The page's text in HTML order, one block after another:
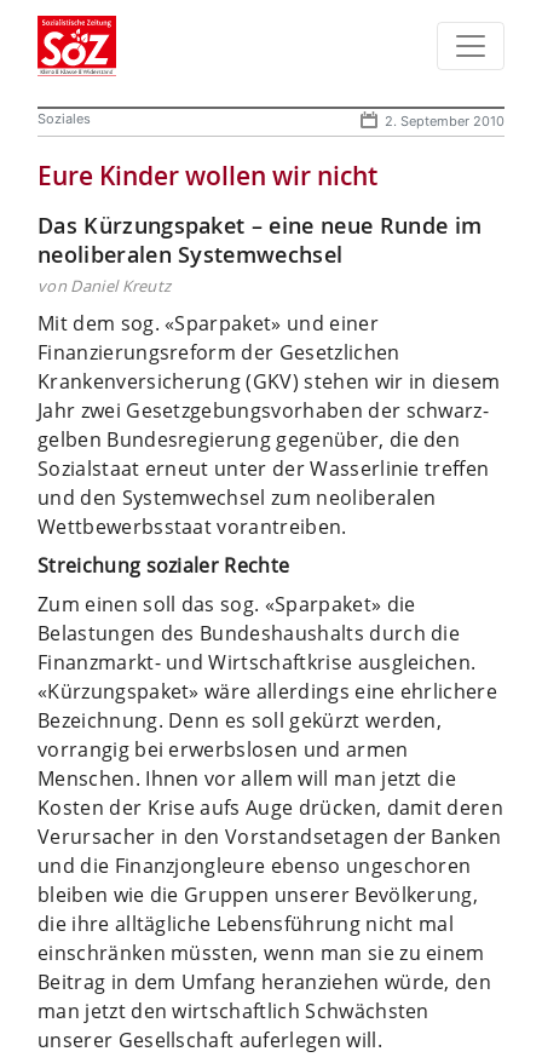
Soziales 2. September 2010
Eure Kinder wollen wir nicht
Das Kürzungspaket – eine neue Runde im
neoliberalen Systemwechsel
von Daniel Kreutz
Mit dem sog. «Sparpaket» und einer
Finanzierungsreform der Gesetzlichen
Krankenversicherung (GKV) stehen wir in diesem
Jahr zwei Gesetzgebungsvorhaben der schwarz-
gelben Bundesregierung gegenüber, die den
Sozialstaat erneut unter der Wasserlinie treffen
und den Systemwechsel zum neoliberalen
Wettbewerbsstaat vorantreiben.
Streichung sozialer Rechte
Zum einen soll das sog. «Sparpaket» die
Belastungen des Bundeshaushalts durch die
Finanzmarkt- und Wirtschaftkrise ausgleichen.
«Kürzungspaket» wäre allerdings eine ehrlichere
Bezeichnung. Denn es soll gekürzt werden,
vorrangig bei erwerbslosen und armen
Menschen. Ihnen vor allem will man jetzt die
Kosten der Krise aufs Auge drücken, damit deren
Verursacher in den Vorstandsetagen der Banken
und die Finanzjongleure ebenso ungeschoren
bleiben wie die Gruppen unserer Bevölkerung,
die ihre alltägliche Lebensführung nicht mal
einschränken müssten, wenn man sie zu einem
Beitrag in dem Umfang heranziehen würde, den
man jetzt den wirtschaftlich Schwächsten
unserer Gesellschaft auferlegen will.